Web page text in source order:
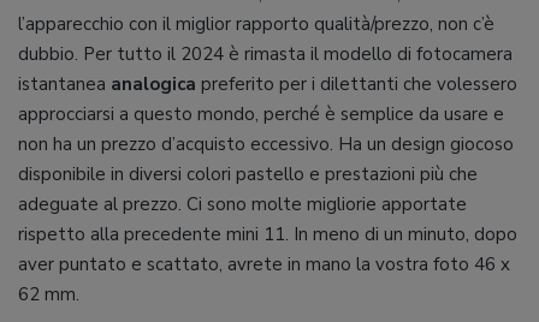
l’apparecchio con il miglior rapporto qualità/prezzo, non c’è
dubbio. Per tutto il 2024 è rimasta il modello di fotocamera
istantanea analogica preferito per i dilettanti che volessero
approcciarsi a questo mondo, perché è semplice da usare e
non ha un prezzo d’acquisto eccessivo. Ha un design giocoso
disponibile in diversi colori pastello e prestazioni più che
adeguate al prezzo. Ci sono molte migliorie apportate
rispetto alla precedente mini 11. In meno di un minuto, dopo
aver puntato e scattato, avrete in mano la vostra foto 46 x
62 mm.